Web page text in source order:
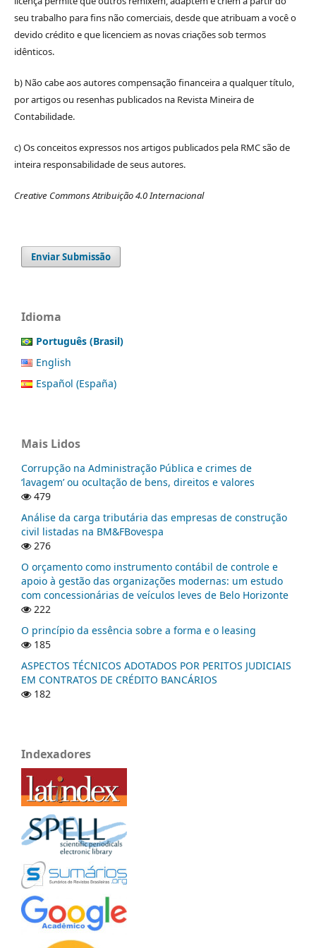
seu trabalho para fins não comerciais, desde que atribuam a você o
devido crédito e que licenciem as novas criações sob termos
idênticos.
b) Não cabe aos autores compensação financeira a qualquer título,
por artigos ou resenhas publicados na Revista Mineira de
Contabilidade.
c) Os conceitos expressos nos artigos publicados pela RMC são de
inteira responsabilidade de seus autores.
Creative Commons Atribuição 4.0 Internacional
Enviar Submissão
Idioma
Português (Brasil)
English
Español (España)
Mais Lidos
Corrupção na Administração Pública e crimes de
‘lavagem’ ou ocultação de bens, direitos e valores
479
Análise da carga tributária das empresas de construção
civil listadas na BM&FBovespa
276
O orçamento como instrumento contábil de controle e
apoio à gestão das organizações modernas: um estudo
com concessionárias de veículos leves de Belo Horizonte
222
O princípio da essência sobre a forma e o leasing
185
ASPECTOS TÉCNICOS ADOTADOS POR PERITOS JUDICIAIS
EM CONTRATOS DE CRÉDITO BANCÁRIOS
182
Indexadores